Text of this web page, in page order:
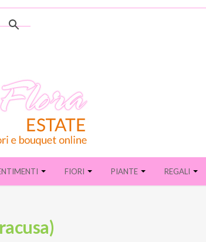
FIORI PIANTE REGALI